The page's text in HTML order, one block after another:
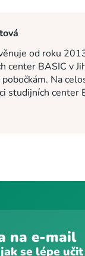
od roku
center BASIC v
Na
studijních center
na e-mail
se lépe učit